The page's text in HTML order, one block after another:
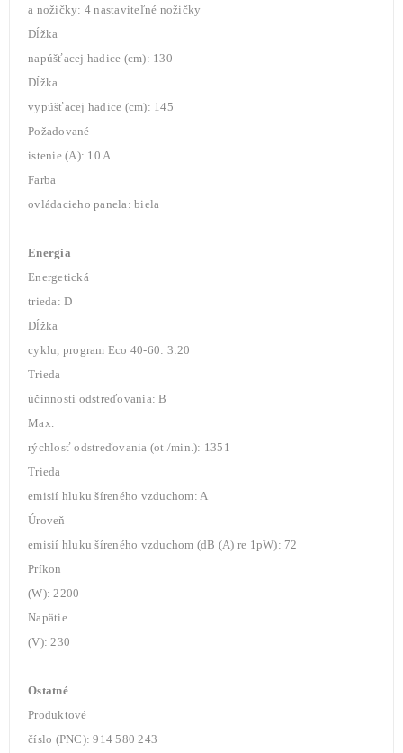
a nožičky: 4 nastaviteľné nožičky
Dĺžka
napúšťacej hadice (cm): 130
Dĺžka
vypúšťacej hadice (cm): 145
Požadované
istenie (A): 10 A
Farba
ovládacieho panela: biela
Energia
Energetická
trieda: D
Dĺžka
cyklu, program Eco 40-60: 3:20
Trieda
účinnosti odstreďovania: B
Max.
rýchlosť odstreďovania (ot./min.): 1351
Trieda
emisií hluku šíreného vzduchom: A
Úroveň
emisií hluku šíreného vzduchom (dB (A) re 1pW): 72
Príkon
(W): 2200
Napätie
(V): 230
Ostatné
Produktové
číslo (PNC): 914 580 243